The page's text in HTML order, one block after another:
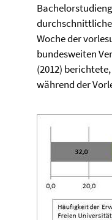
Woche der
bundesweiten
(2012)
während der